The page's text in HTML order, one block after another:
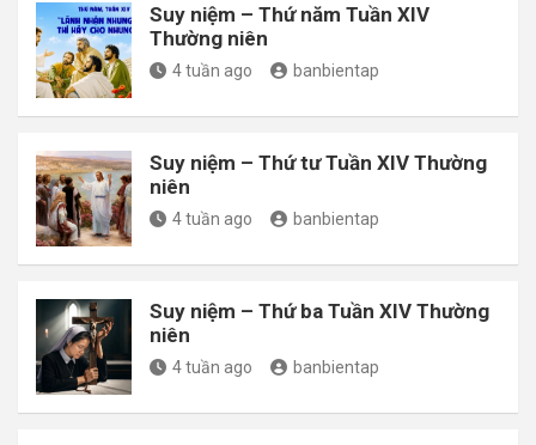
Suy niệm – Thứ năm Tuần XIV
Thường niên
4 tuần ago banbientap
Suy niệm – Thứ tư Tuần XIV Thường
niên
4 tuần ago banbientap
Suy niệm – Thứ ba Tuần XIV Thường
niên
4 tuần ago banbientap